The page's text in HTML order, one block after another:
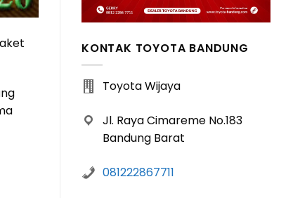
KONTAK TOYOTA BANDUNG
Toyota Wijaya
Jl. Raya Cimareme No.183
Bandung Barat
081222867711